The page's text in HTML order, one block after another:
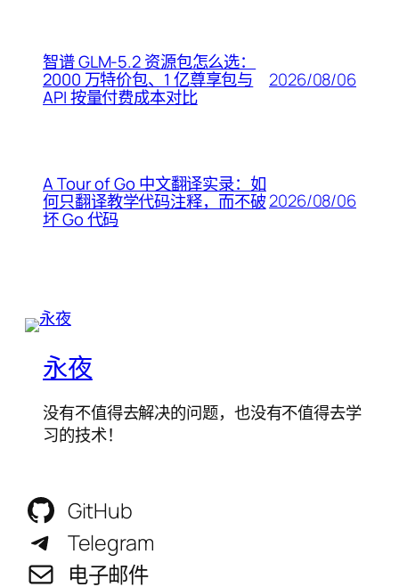
智谱 GLM-5.2 资源包怎么选：
2000 万特价包、1 亿尊享包与
API 按量付费成本对比
2026/08/06
A Tour of Go 中文翻译实录：如
何只翻译教学代码注释，而不破
坏 Go 代码
2026/08/06
永夜
没有不值得去解决的问题，也没有不值得去学
习的技术！
GitHub
Telegram
电子邮件